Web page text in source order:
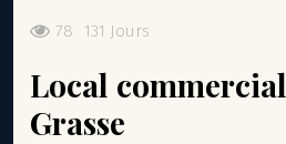
78 131 Jours
Local commercial
Grasse